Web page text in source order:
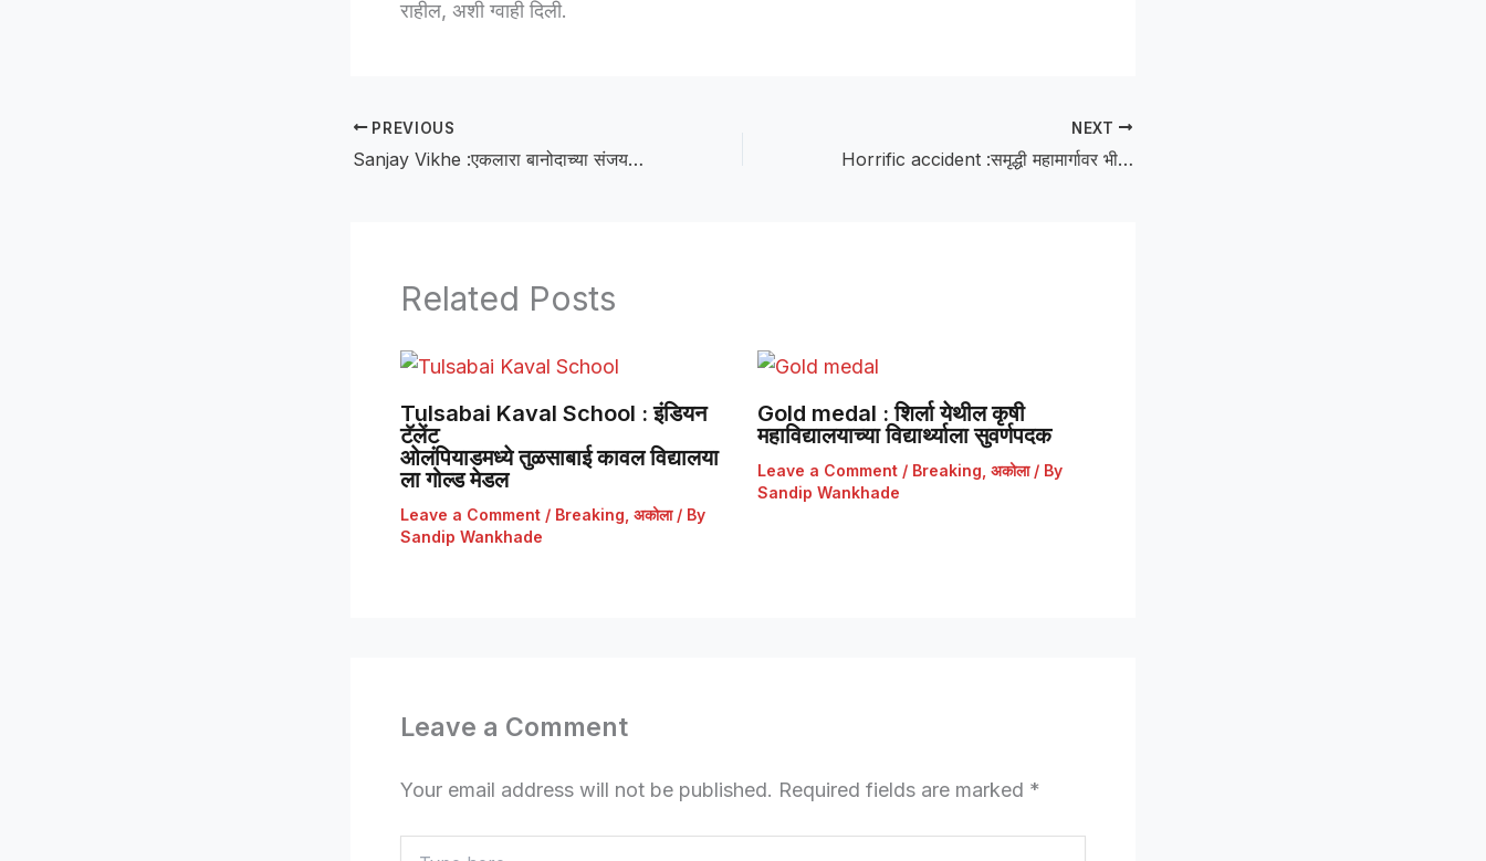
राहील, अशी ग्वाही दिली.
PREVIOUS
Sanjay Vikhe :एकलारा बानोदाच्या संजय विखेची राज्यस्तरीय झेप; MHT-CET मध्ये 99.60 पर्सेंटाइल
NEXT
Horrific accident :समृद्धी महामार्गावर भीषण अपघात; ट्रकचालकांच्या समयसूचकतेमुळे सहकाऱ्याचे प्राण वाचले
Related Posts
Tulsabai Kaval School : इंडियन
टॅलेंट
ओलंपियाडमध्ये तुळसाबाई कावल विद्यालया
ला गोल्ड मेडल
Leave a Comment / Breaking अकोला/ By
Sandip Wankhade
Gold medal : शिर्ला येथील कृषी
महाविद्यालयाच्या विद्यार्थ्याला सुवर्णपदक
Leave a Comment / Breaking अकोला/ By
Sandip Wankhade
Leave a Comment
Your email address will not be published. Required fields are marked *